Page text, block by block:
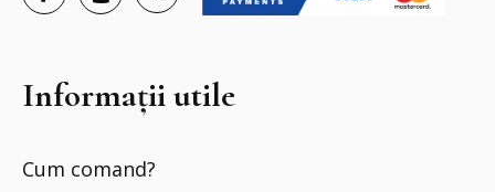
Informații utile
Cum comand?